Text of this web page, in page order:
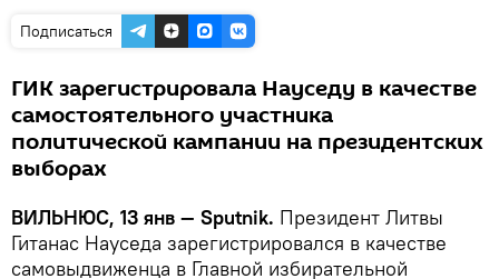
Подписаться
ГИК зарегистрировала Науседу в качестве
самостоятельного участника
политической кампании на президентских
выборах
ВИЛЬНЮС, 13 янв — Sputnik. Президент Литвы
Гитанас Науседа зарегистрировался в качестве
самовыдвиженца в Главной избирательной